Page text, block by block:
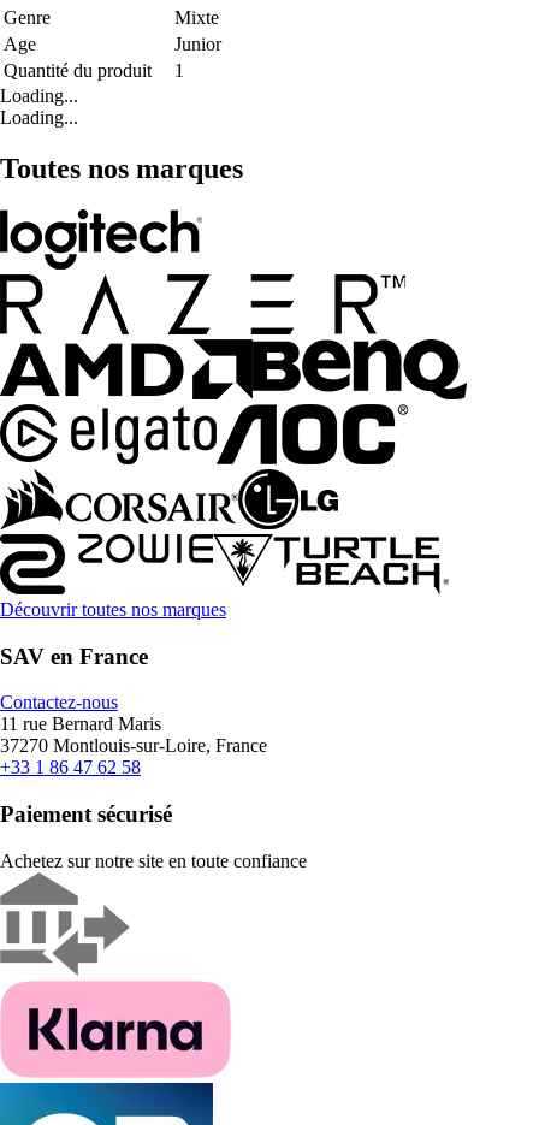
Genre
Mixte
Age
Junior
Quantité du produit
1
Loading...
Loading...
Toutes nos marques
Découvrir toutes nos marques
SAV en France
Contactez-nous
11 rue Bernard Maris
37270 Montlouis-sur-Loire, France
+33 1 86 47 62 58
Paiement sécurisé
Achetez sur notre site en toute confiance